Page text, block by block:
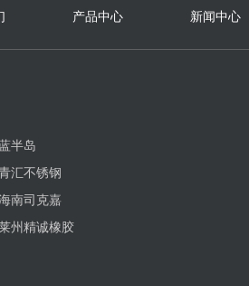
产品中心 新闻中心
半岛
汇不锈钢
南司克嘉
州精诚橡胶